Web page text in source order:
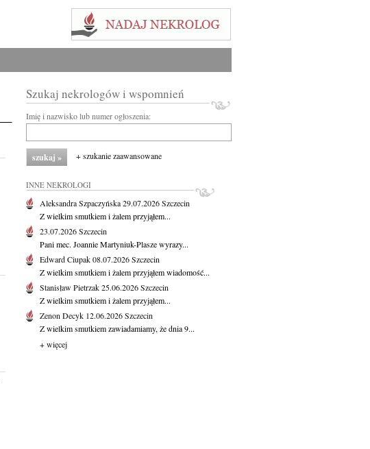
Szukaj nekrologów i wspomnień
Imię i nazwisko lub numer ogłoszenia:
+ szukanie zaawansowane
INNE NEKROLOGI
Aleksandra Szpaczyńska29.07.2026Szczecin
Z wielkim smutkiem i żalem przyjąłem...
23.07.2026Szczecin
Pani mec. Joannie Martyniuk-Plasze wyrazy...
Edward Ciupak08.07.2026Szczecin
Z wielkim smutkiem i żalem przyjąłem wiadomość...
Stanisław Pietrzak25.06.2026Szczecin
Z wielkim smutkiem i żalem przyjąłem...
Zenon Decyk 12.06.2026Szczecin
Z wielkim smutkiem zawiadamiamy, że dnia 9...
+ więcej